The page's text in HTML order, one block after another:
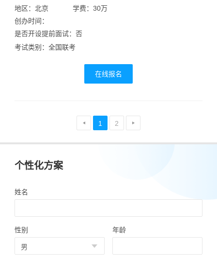
地区：北京
学费：30万
创办时间：
是否开设提前面试：否
考试类别：全国联考
在线报名
1 2
个性化方案
姓名
性别 年龄